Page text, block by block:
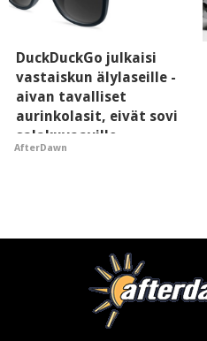
DuckDuckGo julkaisi
vastaiskun älylaseille -
aivan tavalliset
aurinkolasit, eivät sovi
salakuvaaville
hyypiöille
AfterDawn